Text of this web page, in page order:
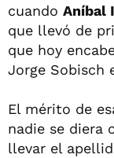
cuando Aníbal
que llevó de
que hoy
Jorge Sobisch
El mérito de
nadie se diera
llevar el